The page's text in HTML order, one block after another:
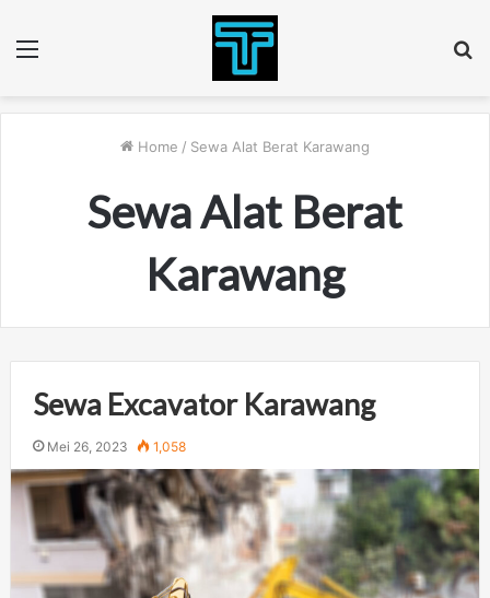
Home / Sewa Alat Berat Karawang
Sewa Alat Berat
Karawang
Sewa Excavator Karawang
Mei 26, 2023 1,058